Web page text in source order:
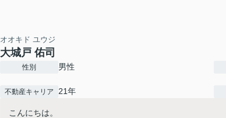
オオキド ユウジ
大城戸 佑司
性別 男性
不動産キャリア 21年
こんにちは。